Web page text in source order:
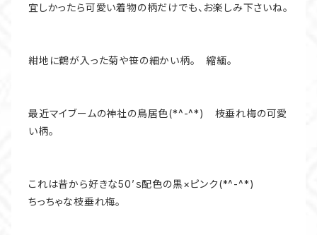
宜しかったら可愛い着物の柄だけでも、お楽しみ下さいね。
紺地に鶴が入った菊や笹の細かい柄。 縮緬。
最近マイブームの神社の鳥居色(*^-^*) 枝垂れ梅の可愛
い柄。
これは昔から好きな50’ｓ配色の黒×ピンク(*^-^*)
ちっちゃな枝垂れ梅。